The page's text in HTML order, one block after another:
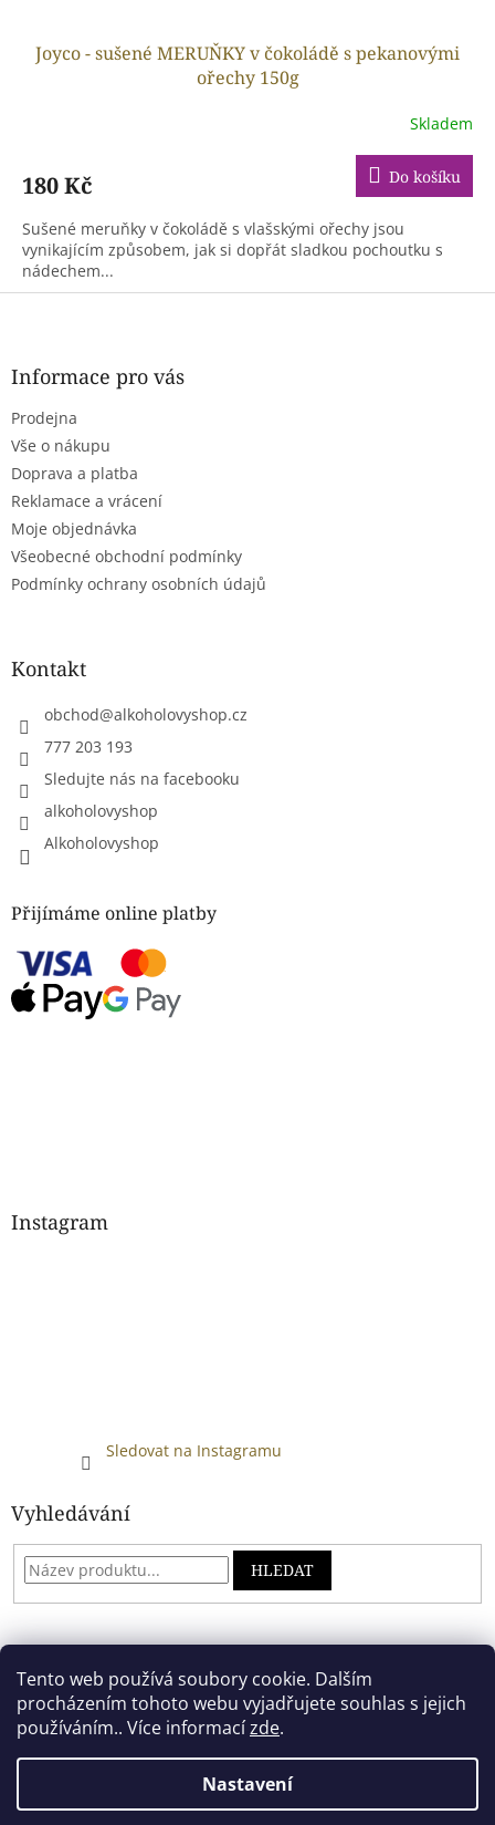
Tento web používá soubory cookie. Dalším
procházením tohoto webu vyjadřujete souhlas s jejich
používáním.. Více informacízde.
Nastavení
Joyco - sušené MERUŇKY v čokoládě s pekanovými
ořechy 150g
Skladem
180 Kč Do košíku
Sušené meruňky v čokoládě s vlašskými ořechy jsou
vynikajícím způsobem, jak si dopřát sladkou pochoutku s
nádechem...
Z
Informace pro vás
Prodejna
Vše o nákupu
Doprava a platba
Reklamace a vrácení
Moje objednávka
Všeobecné obchodní podmínky
Podmínky ochrany osobních údajů
Kontakt
obchod@alkoholovyshop.cz
777 203 193
Sledujte nás na facebooku
alkoholovyshop
Alkoholovyshop
Přijímáme online platby
Instagram
Sledovat na Instagramu
Vyhledávání
HLEDAT
Vytvořil Shoptet